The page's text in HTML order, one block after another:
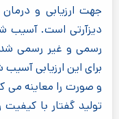
جهت ارزیابی و درمان
دیزآرتی است. آسیب
رسمی و غیر رسمی
برای این ارزیابی
و صورت را معاینه می
تولید گفتار با